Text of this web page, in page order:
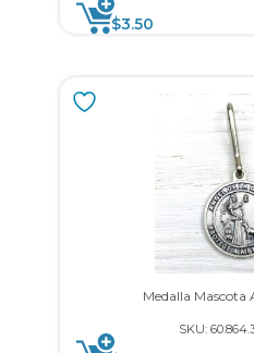
$3.50
Medalla Mascota
SKU: